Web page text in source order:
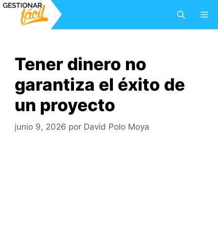
Saltar
Tener dinero no
garantiza el éxito de
un proyecto
junio 9, 2026 por David Polo Moya